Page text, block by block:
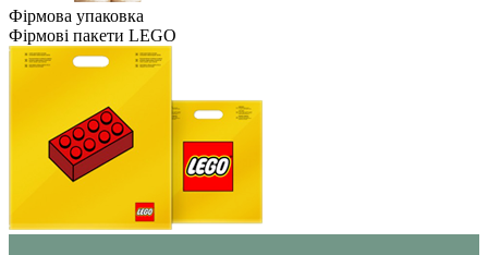
Фірмова упаковка
Фірмові пакети LEGO